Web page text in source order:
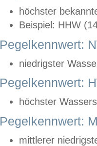
höchster
Beispiel: HHW
Pegelkennwert:
niedrigster
Pegelkennwert:
höchster
Pegelkennwert:
mittlerer